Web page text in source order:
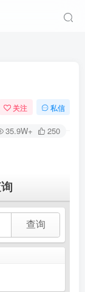
关注 私信
35.9W+ 250